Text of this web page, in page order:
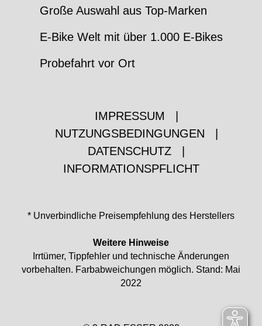
Große Auswahl aus Top-Marken
E-Bike Welt mit über 1.000 E-Bikes
Probefahrt vor Ort
IMPRESSUM
NUTZUNGSBEDINGUNGEN
DATENSCHUTZ
INFORMATIONSPFLICHT
* Unverbindliche Preisempfehlung des Herstellers
Weitere Hinweise
Irrtümer, Tippfehler und technische Änderungen
vorbehalten. Farbabweichungen möglich. Stand: Mai
2022